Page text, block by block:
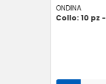
ONDINA
Collo: 10 pz -